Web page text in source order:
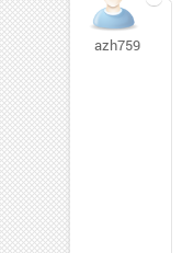
azh759168